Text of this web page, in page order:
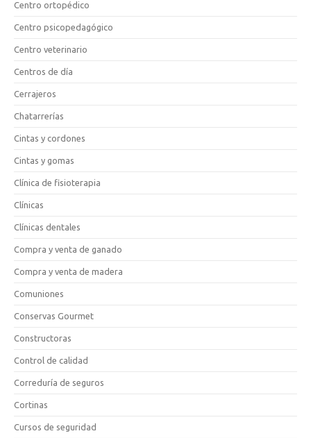
Centro ortopédico
Centro psicopedagógico
Centro veterinario
Centros de día
Cerrajeros
Chatarrerías
Cintas y cordones
Cintas y gomas
Clínica de fisioterapia
Clínicas
Clínicas dentales
Compra y venta de ganado
Compra y venta de madera
Comuniones
Conservas Gourmet
Constructoras
Control de calidad
Correduría de seguros
Cortinas
Cursos de seguridad